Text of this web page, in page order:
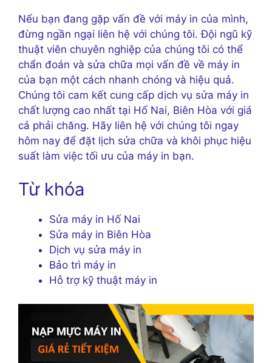
Nếu bạn đang gặp vấn đề với máy in của mình,
đừng ngần ngại liên hệ với chúng tôi. Đội ngũ kỹ
thuật viên chuyên nghiệp của chúng tôi có thể
chẩn đoán và sửa chữa mọi vấn đề về máy in
của bạn một cách nhanh chóng và hiệu quả.
Chúng tôi cam kết cung cấp dịch vụ sửa máy in
chất lượng cao nhất tại Hố Nai, Biên Hòa với giá
cả phải chăng. Hãy liên hệ với chúng tôi ngay
hôm nay để đặt lịch sửa chữa và khôi phục hiệu
suất làm việc tối ưu của máy in bạn.
Từ khóa
Sửa máy in Hố Nai
Sửa máy in Biên Hòa
Dịch vụ sửa máy in
Bảo trì máy in
Hỗ trợ kỹ thuật máy in